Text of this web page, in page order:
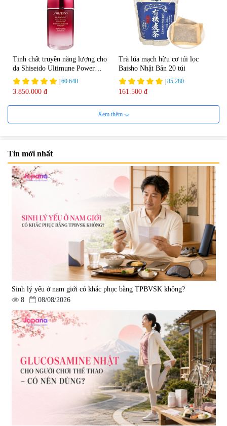
Tinh chất truyền năng lượng cho
da Shiseido Ultimune Power
75ml
60.640
3.850.000 đ
Trà lúa mạch hữu cơ túi lọc
Baisho Nhật Bản 20 túi
85.280
161.500 đ
Viên uống bổ não Ribeto Shoji
57.920
1.450.000 đ
Viên nang uống cải thiện thị lực,
trí nhớ DHA + EPA + Flaxseed
Oil 30 viên/gói - Date 02/2027
|52.346
225.000 đ
Tẩy tế bào chết Nichiei Bussan
Nano NMN+ Peeling Gel
1.490.000 đ
Viên uống hỗ trợ bền thành
mạch, ngừa tai biến Elastin Plus
& Nattokinase Hokoen 80 viên
|0
980.000 đ
Xem thêm
Tin mới nhất
Sinh lý yếu ở nam giới có khắc phục bằng TPBVSK không?
8
08/08/2026